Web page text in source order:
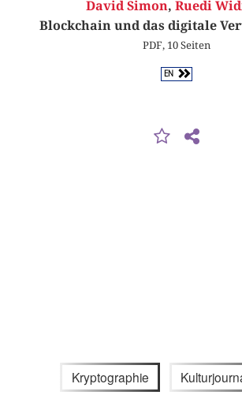
David Simon, Ruedi
Blockchain und das digitale
PDF, 10 Seiten
EN
Kryptographie